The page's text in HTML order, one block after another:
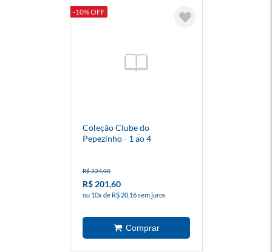
-10% OFF
Coleção Clube do
Pepezinho - 1 ao 4
R$ 224,00
R$ 201,60
ou 10x de R$ 20,16 sem juros